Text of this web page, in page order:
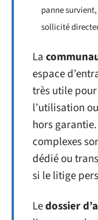
panne
sollicité
La
espace
très utile
l’utilisation
hors
complexes
dédié ou
si le litige
Ledossier